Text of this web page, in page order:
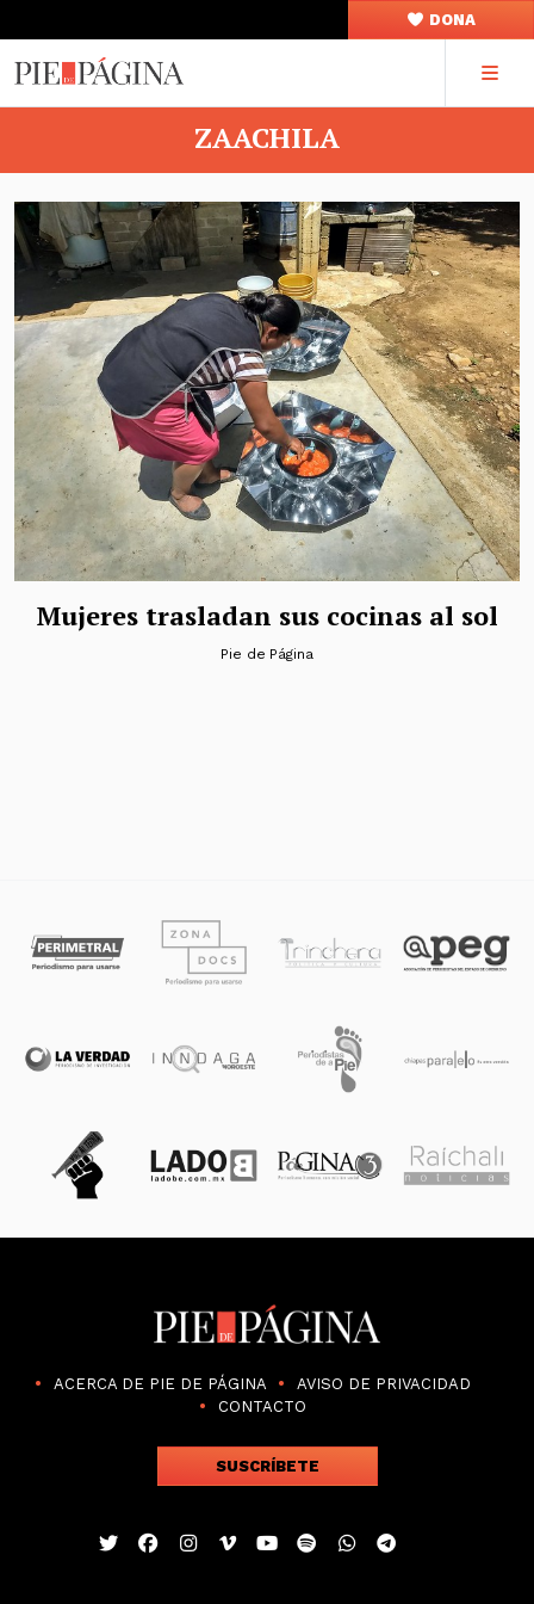
DONA
ZAACHILA
Mujeres trasladan sus cocinas al sol
Pie de Página
ACERCA DE PIE DE PÁGINA
AVISO DE PRIVACIDAD
CONTACTO
SUSCRÍBETE